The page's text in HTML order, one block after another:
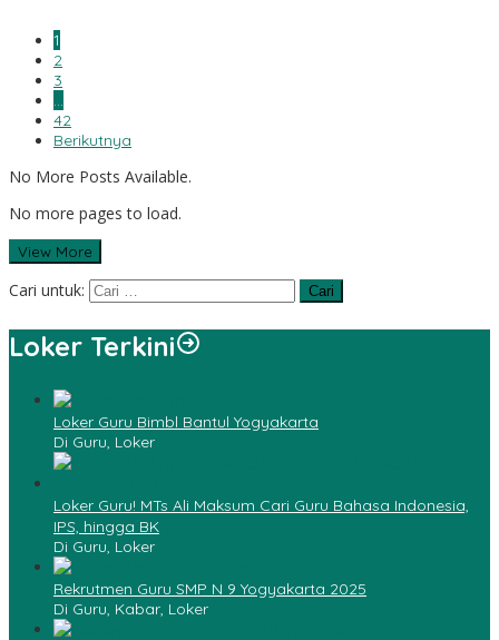
1
2
3
…
42
Berikutnya
No More Posts Available.
No more pages to load.
View More
Cari untuk:
Loker Terkini
Loker Guru Bimbl Bantul Yogyakarta
Di Guru, Loker
Loker Guru! MTs Ali Maksum Cari Guru Bahasa Indonesia,
IPS, hingga BK
Di Guru, Loker
Rekrutmen Guru SMP N 9 Yogyakarta 2025
Di Guru, Kabar, Loker